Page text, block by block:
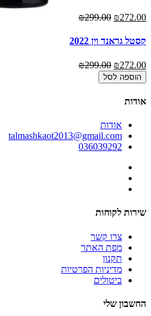
₪272.00
₪299.00
קסטל גראנד וין 2022
₪272.00
₪299.00
הוספה לסל
אודות
אודות
talmashkaot2013@gmail.com
036039292
שירות לקוחות
צרו קשר
מפת האתר
תקנון
מדיניות הפרטיות
ביטולים
החשבון שלי